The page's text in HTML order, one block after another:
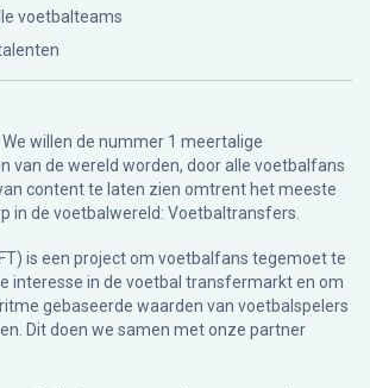
voetbalteams
willen de nummer 1 meertalige
van de wereld worden, door alle voetbalfans
content te laten zien omtrent het meeste
in de voetbalwereld: Voetbaltransfers.
is een project om voetbalfans tegemoet te
interesse in de voetbal transfermarkt en om
gebaseerde waarden van voetbalspelers
Dit doen we samen met onze partner